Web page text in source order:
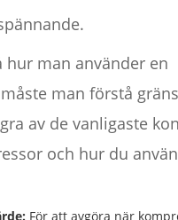
hur man använder en
man förstå
av de vanligaste
och hur du
För att avgöra när